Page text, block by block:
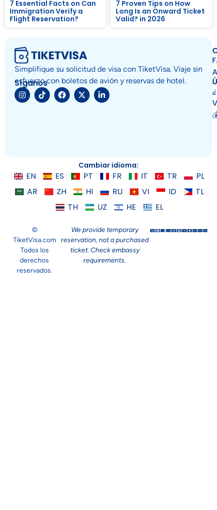
7 Essential Facts on Can
Immigration Verify a
Flight Reservation?
7 Proven Tips on How
Long Is an Onward Ticket
Valid? in 2026
Simplifique su solicitud de visa con TiketVisa. Viaje sin
esfuerzo con boletos de avión y reservas de hotel.
Síganos
Cambiar idioma:
EN ES PT FR IT TR
PL
AR
ZH HI RU VI ID
TL
TH
UZ HE EL
©
TiketVisa.com
Todos los
derechos
reservados.
We provide temporary
reservation, not a purchased
ticket. Check embassy
requirements.